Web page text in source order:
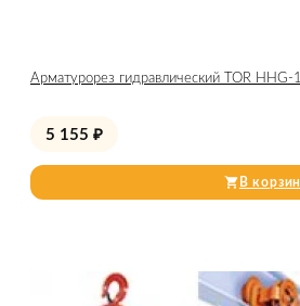
Арматурорез гидравлический TOR
5 155 ₽
В